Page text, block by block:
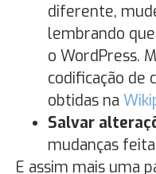
diferente,
lembrando
o WordPress.
codificação de
obtidas na
Salvar
mudanças
E assim mais uma